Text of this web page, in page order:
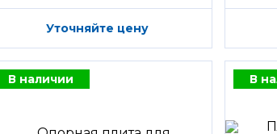
Уточняйте цену
В наличии В